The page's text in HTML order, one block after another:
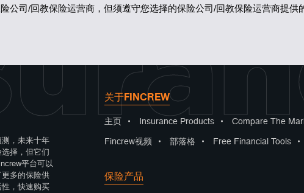
公司/回教保险运营商，但须遵守您选择的保险公司/回教保险运营商提供
，未来十年
择，但它们
平台可以
多的保险供
，快速购买
关于FINCREW
主页 • Insurance Products • Compare The
Fincrew视频 • 部落格 • Free Financial Tools •
保险产品